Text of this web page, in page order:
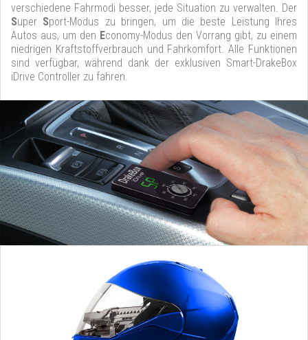
verschiedene Fahrmodi besser, jede Situation zu verwalten. Der
Super Sport-Modus zu bringen, um die beste Leistung Ihres
Autos aus, um den Economy-Modus den Vorrang gibt, zu einem
niedrigen Kraftstoffverbrauch und Fahrkomfort. Alle Funktionen
sind verfügbar, während dank der exklusiven Smart-DrakeBox
iDrive Controller zu fahren.